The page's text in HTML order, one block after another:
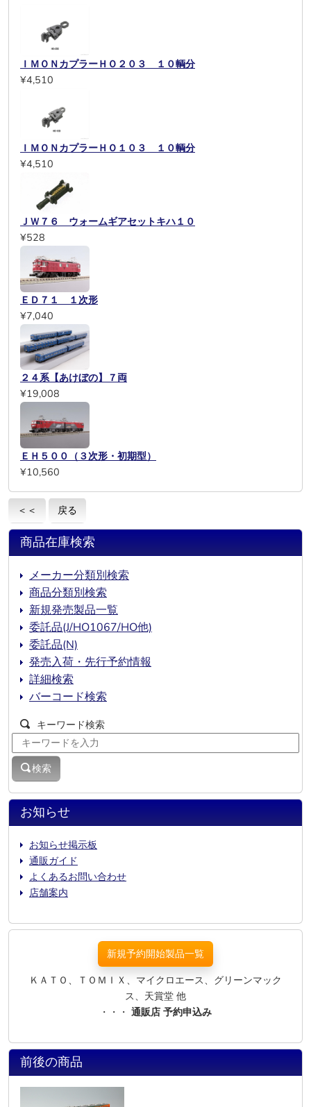
ＩＭＯＮカプラーＨＯ２０３ １０輌分
¥4,510
ＩＭＯＮカプラーＨＯ１０３ １０輌分
¥4,510
ＪＷ７６ ウォームギアセットキハ１０
¥528
ＥＤ７１ １次形
¥7,040
２４系【あけぼの】７両
¥19,008
ＥＨ５００（３次形・初期型）
¥10,560
＜＜ 戻る
お知らせ
お知らせ掲示板
通販ガイド
よくあるお問い合わせ
店舗案内
商品在庫検索
メーカー分類別検索
商品分類別検索
新規発売製品一覧
委託品(J/HO1067/HO他)
委託品(N)
発売入荷・先行予約情報
詳細検索
バーコード検索
キーワード検索
検索
新規予約開始製品一覧
ＫＡＴＯ、ＴＯＭＩＸ、マイクロエース、グリーンマック
ス、天賞堂 他
・・・ 通販店 予約申込み
前後の商品